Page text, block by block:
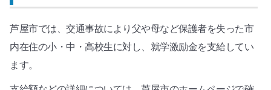
芦屋市では、交通事故により父や母など保護者を失った市
内在住の小・中・高校生に対し、就学激励金を支給してい
ます。